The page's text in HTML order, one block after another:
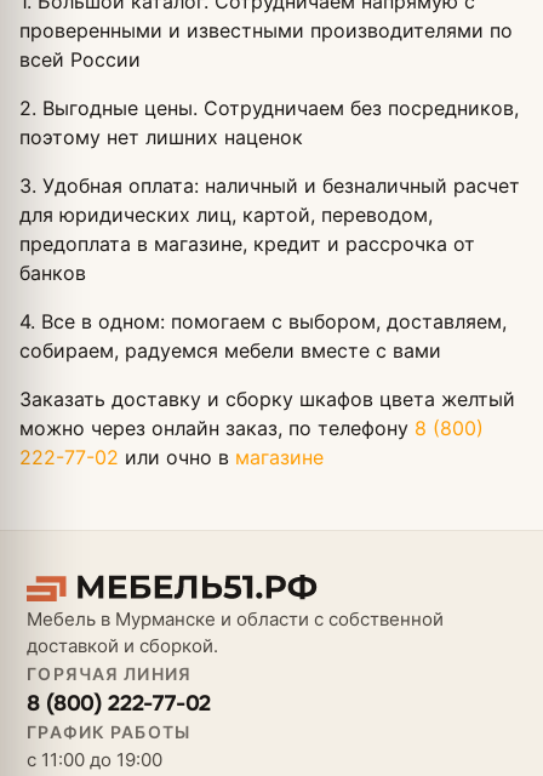
проверенными и известными производителями по
всей России
2. Выгодные цены. Сотрудничаем без посредников,
поэтому нет лишних наценок
3. Удобная оплата: наличный и безналичный расчет
для юридических лиц, картой, переводом,
предоплата в магазине, кредит и рассрочка от
банков
4. Все в одном: помогаем с выбором, доставляем,
собираем, радуемся мебели вместе с вами
Заказать доставку и сборку шкафов цвета желтый
можно через онлайн заказ, по телефону 8 (800)
222-77-02 или очно в магазине
Мебель в Мурманске и области с собственной
доставкой и сборкой.
ГОРЯЧАЯ ЛИНИЯ
8 (800) 222-77-02
ГРАФИК РАБОТЫ
с 11:00 до 19:00